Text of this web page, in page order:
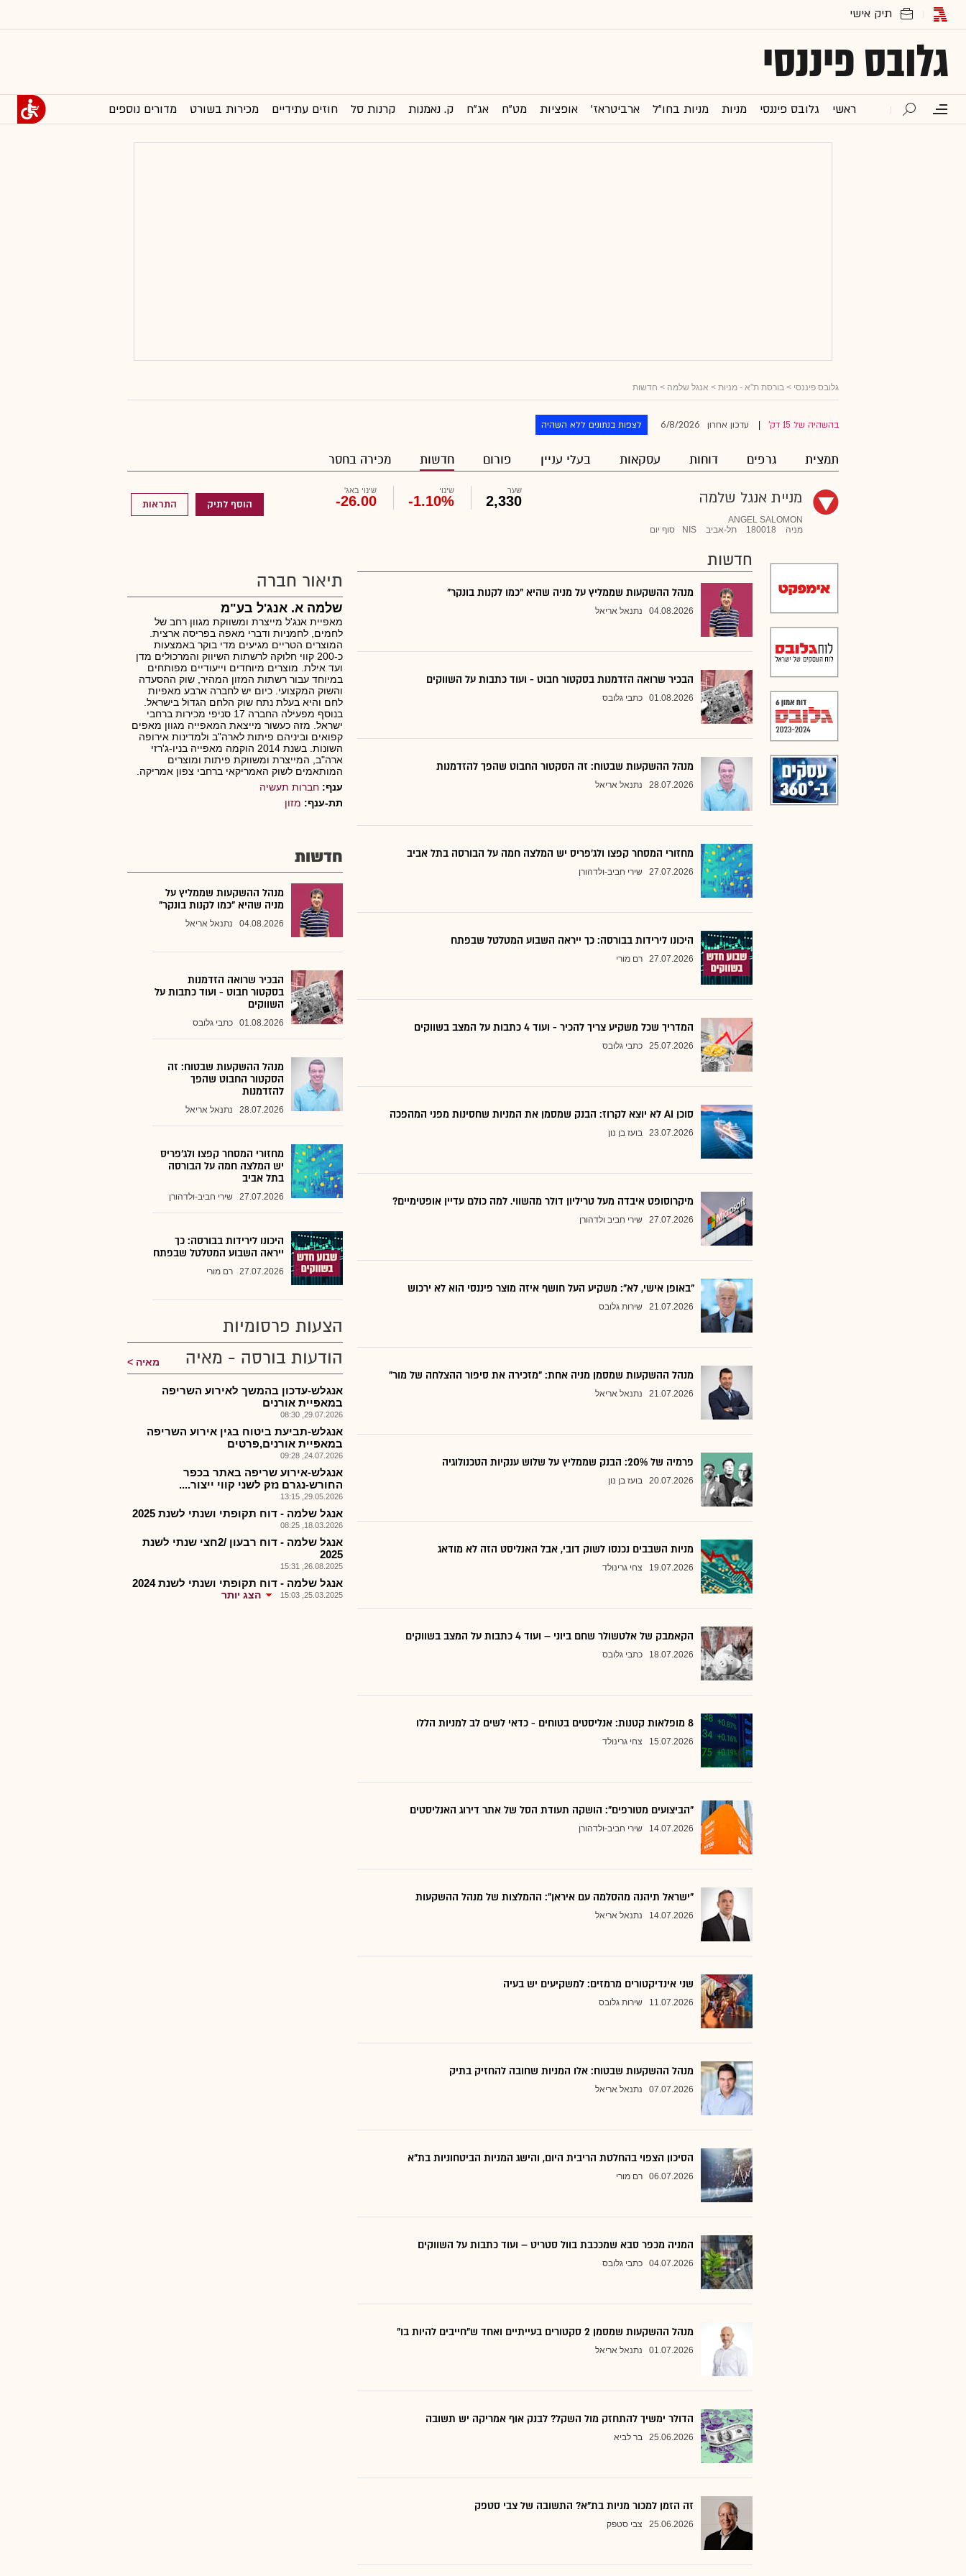
גלובס פיננסי
ראשי גלובס פיננסי מניות מניות בחו"ל ארביטראז' אופציות מט"ח אג"ח ק. נאמנות קרנות סל חוזים עתידיים מכירות בשורט מדורים נוספים
גלובס פיננסי > בורסת ת"א - מניות > אנגל שלמה > חדשות
בהשהיה של 15 דק' עדכון אחרון 6/8/2026 לצפות בנתונים ללא השהיה
תמצית גרפים דוחות עסקאות בעלי עניין פורום חדשות מכירה בחסר
מניית אנגל שלמה
ANGEL SALOMON
מניה
180018 תל-אביב NIS סוף יום
שער
2,330
שינוי
-1.10%
שינוי באג'
-26.00 הוסף לתיק התראות
חדשות
מנהל ההשקעות שממליץ על מניה שהיא "כמו לקנות בונקר"
04.08.2026 נתנאל אריאל
הבכיר שרואה הזדמנות בסקטור חבוט - ועוד כתבות על השווקים
01.08.2026 כתבי גלובס
מנהל ההשקעות שבטוח: זה הסקטור החבוט שהפך להזדמנות
28.07.2026 נתנאל אריאל
מחזורי המסחר קפצו ולג'פריס יש המלצה חמה על הבורסה בתל אביב
27.07.2026 שירי חביב-ולדהורן
היכונו לירידות בבורסה: כך ייראה השבוע המטלטל שבפתח
27.07.2026 רם מורי
המדריך שכל משקיע צריך להכיר - ועוד 4 כתבות על המצב בשווקים
25.07.2026 כתבי גלובס
סוכן AI לא יוצא לקרוז: הבנק שמסמן את המניות שחסינות מפני המהפכה
23.07.2026 בועז בן נון
מיקרוסופט איבדה מעל טריליון דולר מהשווי. למה כולם עדיין אופטימיים?
27.07.2026 שירי חביב ולדהורן
"באופן אישי, לא": משקיע העל חושף איזה מוצר פיננסי הוא לא ירכוש
21.07.2026 שירות גלובס
מנהל ההשקעות שמסמן מניה אחת: "מזכירה את סיפור ההצלחה של מור"
21.07.2026 נתנאל אריאל
פרמיה של 20%: הבנק שממליץ על שלוש ענקיות הטכנולוגיה
20.07.2026 בועז בן נון
מניות השבבים נכנסו לשוק דובי, אבל האנליסט הזה לא מודאג
19.07.2026 צחי גרינולד
הקאמבק של אלטשולר שחם ביוני – ועוד 4 כתבות על המצב בשווקים
18.07.2026 כתבי גלובס
8 מופלאות קטנות: אנליסטים בטוחים - כדאי לשים לב למניות הללו
15.07.2026 צחי גרינולד
"הביצועים מטורפים": הושקה תעודת הסל של אתר דירוג האנליסטים
14.07.2026 שירי חביב-ולדהורן
"ישראל תיהנה מהסלמה עם איראן": ההמלצות של מנהל ההשקעות
14.07.2026 נתנאל אריאל
שני אינדיקטורים מרמזים: למשקיעים יש בעיה
11.07.2026 שירות גלובס
מנהל ההשקעות שבטוח: אלו המניות שחובה להחזיק בתיק
07.07.2026 נתנאל אריאל
הסיכון הצפוי בהחלטת הריבית היום, והישג המניות הביטחוניות בת"א
06.07.2026 רם מורי
המניה מכפר סבא שמככבת בוול סטריט – ועוד כתבות על השווקים
04.07.2026 כתבי גלובס
מנהל ההשקעות שמסמן 2 סקטורים בעייתיים ואחד ש"חייבים להיות בו"
01.07.2026 נתנאל אריאל
הדולר ימשיך להתחזק מול השקל? לבנק אוף אמריקה יש תשובה
25.06.2026 בר לביא
זה הזמן למכור מניות בת"א? התשובה של צבי סטפק
25.06.2026 צבי סטפק
תיאור חברה
שלמה א. אנג'ל בע"מ
מאפיית אנג'ל מייצרת ומשווקת מגוון רחב של
לחמים, לחמניות ודברי מאפה בפריסה ארצית.
המוצרים הטריים מגיעים מדי בוקר באמצעות
כ-200 קווי חלוקה לרשתות השיווק והמרכולים מדן
ועד אילת. מוצרים מיוחדים וייעודיים מפותחים
במיוחד עבור רשתות המזון המהיר, שוק ההסעדה
והשוק המקצועי. כיום יש לחברה ארבע מאפיות
לחם והיא בעלת נתח שוק הלחם הגדול בישראל.
בנוסף מפעילה החברה 17 סניפי מכירות ברחבי
ישראל. מזה כעשור מייצאת המאפייה מגוון מאפים
קפואים וביניהם פיתות לארה"ב ולמדינות אירופה
השונות. בשנת 2014 הוקמה מאפייה בניו-ג'רזי
ארה"ב, המייצרת ומשווקת פיתות ומוצרים
המותאמים לשוק האמריקאי ברחבי צפון אמריקה.
ענף: חברות תעשיה
תת-ענף: מזון
חדשות
מנהל ההשקעות שממליץ על
מניה שהיא "כמו לקנות בונקר"
04.08.2026 נתנאל אריאל
הבכיר שרואה הזדמנות
בסקטור חבוט - ועוד כתבות על
השווקים
01.08.2026 כתבי גלובס
מנהל ההשקעות שבטוח: זה
הסקטור החבוט שהפך
להזדמנות
28.07.2026 נתנאל אריאל
מחזורי המסחר קפצו ולג'פריס
יש המלצה חמה על הבורסה
בתל אביב
27.07.2026 שירי חביב-ולדהורן
היכונו לירידות בבורסה: כך
ייראה השבוע המטלטל שבפתח
27.07.2026 רם מורי
הצעות פרסומיות
הודעות בורסה - מאיה
מאיה
אנגלש-עדכון בהמשך לאירוע השריפה
במאפיית אורנים
29.07.2026, 08:30
אנגלש-תביעת ביטוח בגין אירוע השריפה
במאפיית אורנים,פרטים
24.07.2026, 09:28
אנגלש-אירוע שריפה באתר בכפר
החורש-נגרם נזק לשני קווי ייצור....
29.05.2026, 13:15
אנגל שלמה - דוח תקופתי ושנתי לשנת 2025
18.03.2026, 08:25
אנגל שלמה - דוח רבעון /2חצי שנתי לשנת
2025
26.08.2025, 15:31
אנגל שלמה - דוח תקופתי ושנתי לשנת 2024
25.03.2025, 15:03 הצג יותר